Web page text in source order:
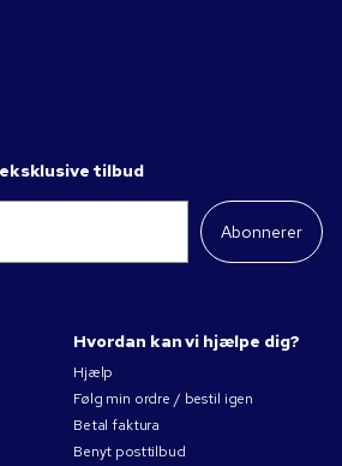
tilbud
Abonnerer
Hvordan kan vi hjælpe dig?
Hjælp
Følg min ordre / bestil igen
Betal faktura
Benyt posttilbud